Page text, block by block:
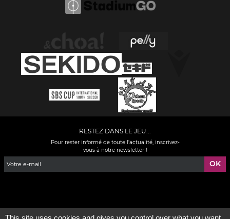
RESTEZ DANS LE JEU...
Pour rester informé de toute l'actualité, inscrivez-
vous à notre newsletter !
TikTokLinkedIn
X